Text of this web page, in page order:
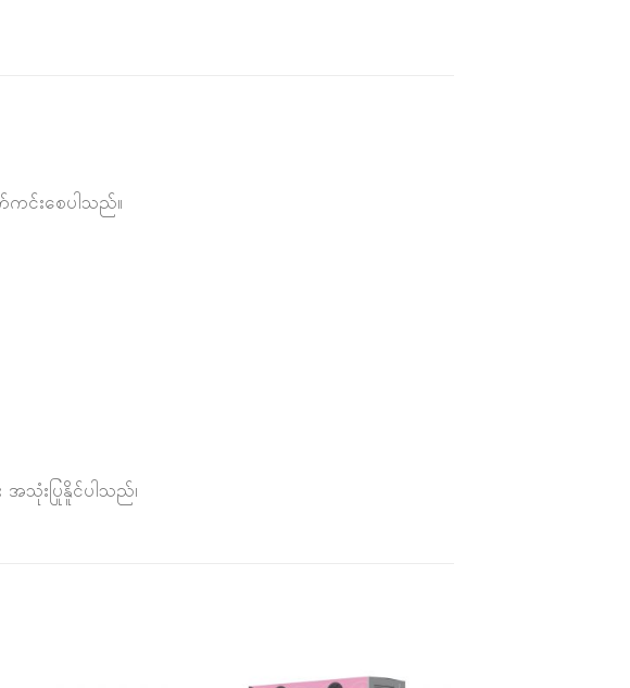
ကင်းစေပါသည်။
သုံးပြုနိူင်ပါသည်၊